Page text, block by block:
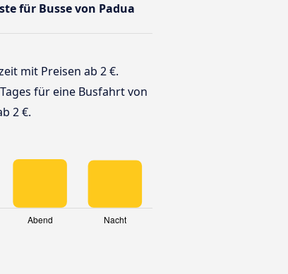
für Busse von Padua
mit Preisen ab 2 €.
für eine Busfahrt von
2 €.